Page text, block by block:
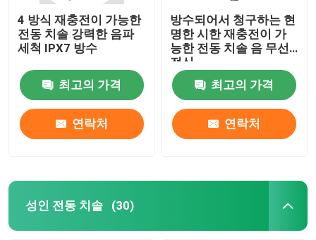
4 방식 재충전이 가능한
전동 치솔 강력한 음파
세척 IPX7 방수
최고의 가격
연락처
방수되어서 청구하는 현
명한 시한 재충전이 가
능한 전동 치솔 음 무선
전신
최고의 가격
연락처
성인 전동 치솔 (30)